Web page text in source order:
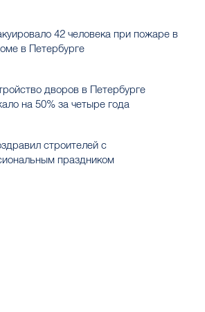
42 человека при пожаре в
в Петербурге
дворов в Петербурге
на 50% за четыре года
строителей с
праздником